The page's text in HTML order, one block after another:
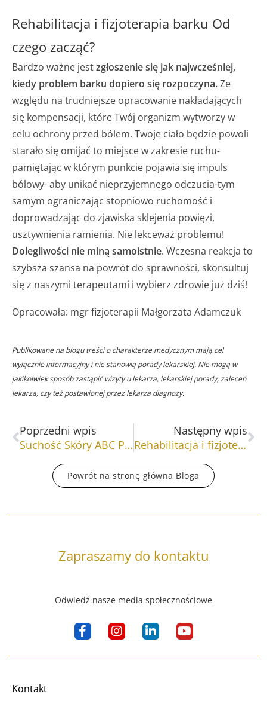
Rehabilitacja i fizjoterapia barku Od
czego zacząć?
Bardzo ważne jestzgłoszenie się jak najwcześniej,
kiedy problem barku dopiero się rozpoczyna.Ze
względu na trudniejsze opracowanie nakładających
się kompensacji, które Twój organizm wytworzy w
celu ochrony przed bólem. Twoje ciało będzie powoli
starało się omijać to miejsce w zakresie ruchu-
pamiętając w którym punkcie pojawia się impuls
bólowy- aby unikać nieprzyjemnego odczucia-tym
samym ograniczając stopniowo ruchomość i
doprowadzając do zjawiska sklejenia powięzi,
usztywnienia ramienia. Nie lekceważ problemu!
Dolegliwości nie miną samoistnie. Wczesna reakcja to
szybsza szansa na powrót do sprawności, skonsultuj
się z naszymi terapeutami i wybierz zdrowie już dziś!
Opracowała: mgr fizjoterapii Małgorzata Adamczuk
Publikowane na blogu treści o charakterze medycznym mają cel
wyłącznie informacyjny i nie stanowią porady lekarskiej. Nie mogą w
jakikolwiek sposób zastąpić wizyty u lekarza, lekarskiej porady, zaleceń
lekarza, czy też postawionej przez lekarza diagnozy.
Prev
Poprzedni wpis
Suchość Skóry ABC Pielęgnacji
Następny wpis
Rehabilitacja i fizjoterapia ręki￼
Powrót na stronę główna Bloga
Zapraszamy do kontaktu
Odwiedź nasze media społecznościowe
F
a
c
I
n
s
L
i
n
Y
o
u
Kontakt